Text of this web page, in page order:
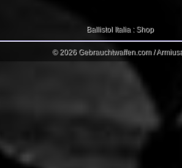
Ballistol Italia : Shop
© 2026 Gebrauchtwaffen.com /